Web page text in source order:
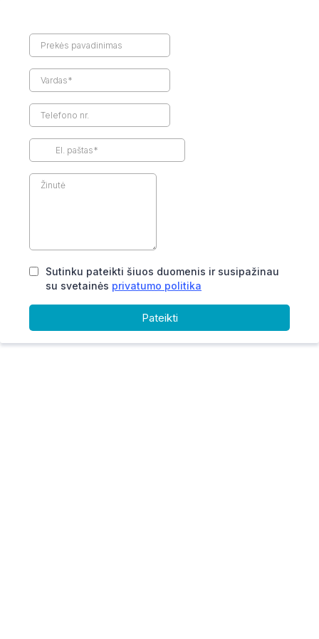
Sutinku pateikti šiuos duomenis ir susipažinau
su svetainės privatumo politika
Pateikti